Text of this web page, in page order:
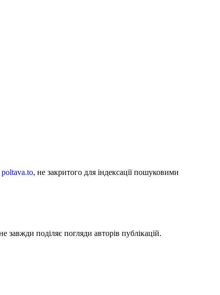
poltava.to, не закритого для індексації пошуковими
завжди поділяє погляди авторів публікацій.